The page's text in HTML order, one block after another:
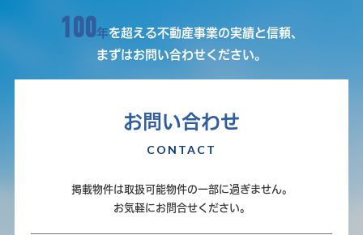
100年を超える不動産事業の実績と信頼、
まずはお問い合わせください。
お問い合わせ
CONTACT
掲載物件は取扱可能物件の一部に過ぎません。
お気軽にお問合せください。